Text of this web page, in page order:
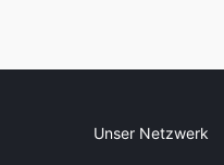
Unser Netzwerk